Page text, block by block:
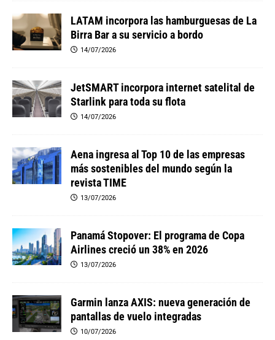
LATAM incorpora las hamburguesas de La
Birra Bar a su servicio a bordo
14/07/2026
JetSMART incorpora internet satelital de
Starlink para toda su flota
14/07/2026
Aena ingresa al Top 10 de las empresas
más sostenibles del mundo según la
revista TIME
13/07/2026
Panamá Stopover: El programa de Copa
Airlines creció un 38% en 2026
13/07/2026
Garmin lanza AXIS: nueva generación de
pantallas de vuelo integradas
10/07/2026